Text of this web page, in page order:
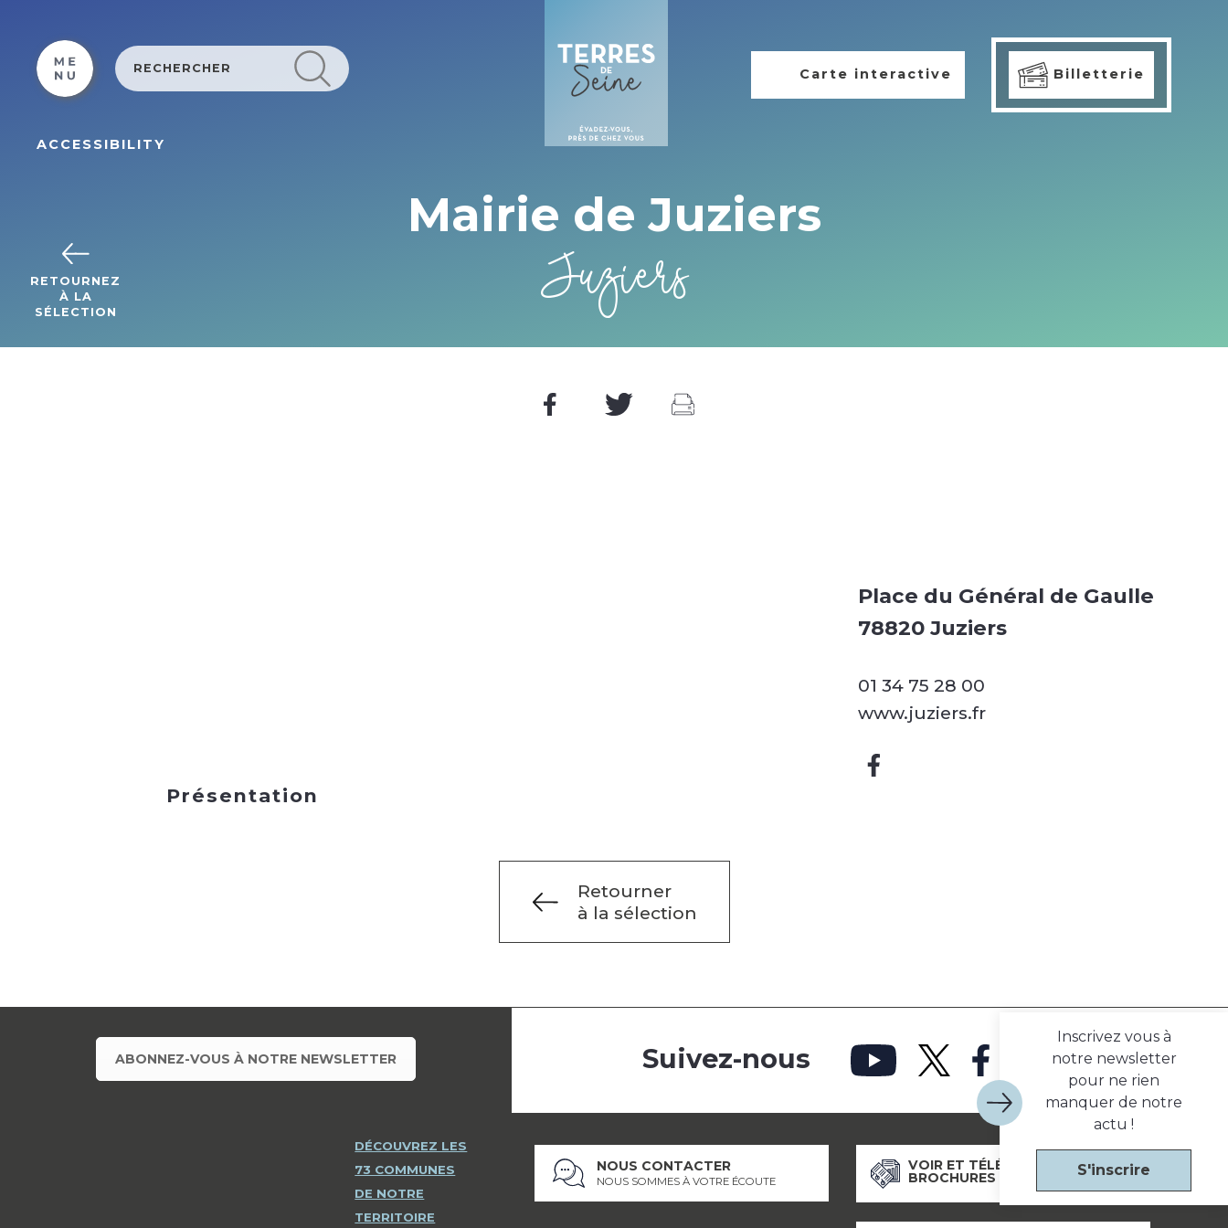
ACCESSIBILITY
Carte interactive Billetterie
RETOURNEZ
À LA
SÉLECTION
Mairie de Juziers
Juziers
Place du Général de Gaulle
78820 Juziers
01 34 75 28 00
www.juziers.fr
Présentation
Retourner
à la sélection
Inscrivez vous à
notre newsletter
pour ne rien
manquer de notre
actu !
S'inscrire
ABONNEZ-VOUS À NOTRE NEWSLETTER
DÉCOUVREZ LES
73 COMMUNES
DE NOTRE
TERRITOIRE
Suivez-nous
NOUS CONTACTER
NOUS SOMMES À VOTRE ÉCOUTE
VOIR ET TÉLÉCHARGER NOS
BROCHURES